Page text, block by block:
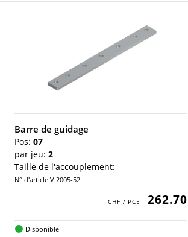
Barre de guidage
Pos: 07
par jeu: 2
Taille de l'accouplement:
N° d'article V 2005-52
262.70
Disponible